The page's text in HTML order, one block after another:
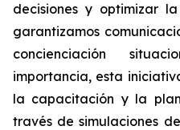
decisiones y optimizar
garantizamos
concienciación
importancia, esta
la capacitación y la
través de simulaciones